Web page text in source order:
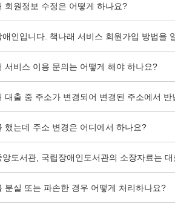
회원정보 수정은 어떻게 하나요?
애인입니다. 책나래 서비스 회원가입 방법을
서비스 이용 문의는 어떻게 해야 하나요?
대출 중 주소가 변경되어 변경된 주소에서
했는데 주소 변경은 어디에서 하나요?
앙도서관, 국립장애인도서관의 소장자료는
분실 또는 파손한 경우 어떻게 처리하나요?